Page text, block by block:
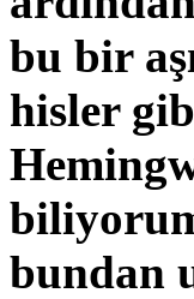
bu bir
hisler
bundan